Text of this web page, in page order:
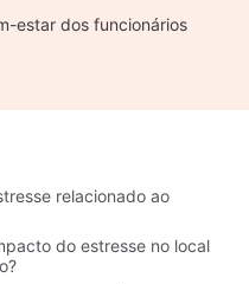
estar dos funcionários
relacionado ao
do estresse no local